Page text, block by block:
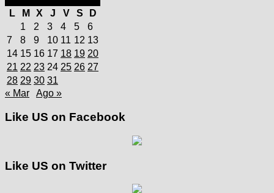
L
M X J V S
D
1
2 3 4 5
6
7
8 9 10 11 12 13
14 15 16 17 18 19 20
21 22 23 24 25 26 27
28 29 30 31
« Mar
Ago »
Like US on Facebook
Like US on Twitter